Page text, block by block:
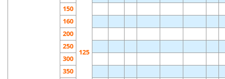
125
150
160
200
250
300
350